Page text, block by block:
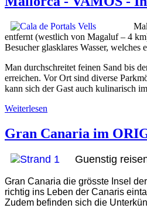
entfernt (westlich von Magaluf – 4
Besucher glasklares Wasser, welches
Man durchschreitet feinen Sand bis
erreichen. Vor Ort sind diverse
kann sich der Gast auch kulinarisch
Weiterlesen
Gran Canaria im
Guenstig
Gran Canaria die grösste Insel
richtig ins Leben der Canaris
Zudem befinden sich die